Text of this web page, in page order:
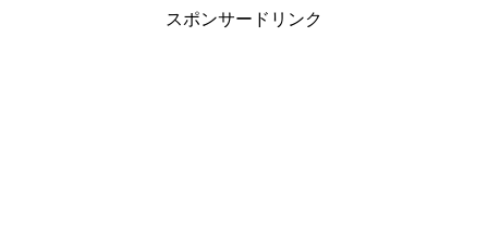
スポンサードリンク